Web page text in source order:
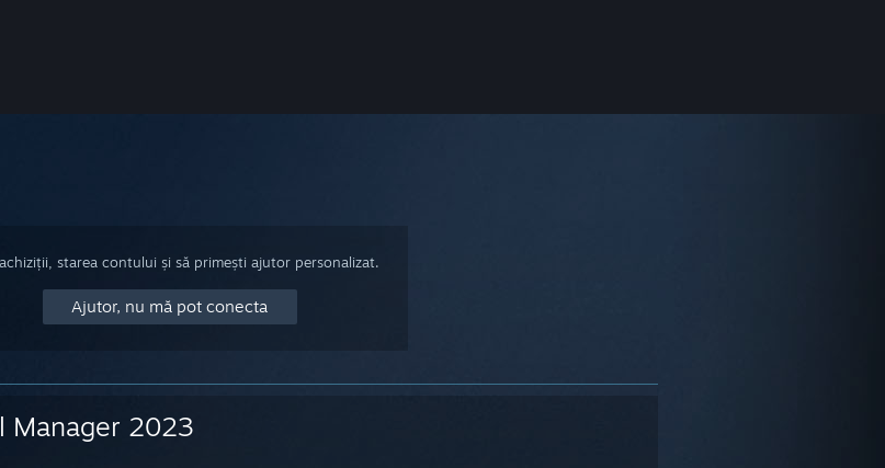
starea contului și să primești ajutor personalizat.
Ajutor, nu mă pot conecta
Manager 2023